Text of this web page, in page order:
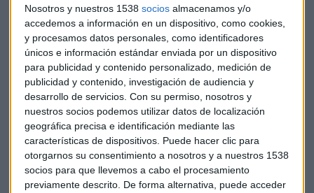
Nosotros y nuestros 1538 socios almacenamos y/o
accedemos a información en un dispositivo, como cookies,
y procesamos datos personales, como identificadores
únicos e información estándar enviada por un dispositivo
para publicidad y contenido personalizado, medición de
publicidad y contenido, investigación de audiencia y
desarrollo de servicios. Con su permiso, nosotros y
nuestros socios podemos utilizar datos de localización
geográfica precisa e identificación mediante las
características de dispositivos. Puede hacer clic para
otorgarnos su consentimiento a nosotros y a nuestros 1538
socios para que llevemos a cabo el procesamiento
previamente descrito. De forma alternativa, puede acceder
menos de 12" y apostillaba “en estas ultimas no es problema
de vacantes, sencillamente, no hay gente”
Diego Barceló: “Las empresas retrasan
cada vez mas la edad de jubilación”
También se han encontrado problemas Se encuentra
especial dificultad para encontrar perfiles STEM o muy
técnicos También envejece el colectivo de parados y
ocupados. Una persona con mas edad rechaza ciertos tipos
de empleo